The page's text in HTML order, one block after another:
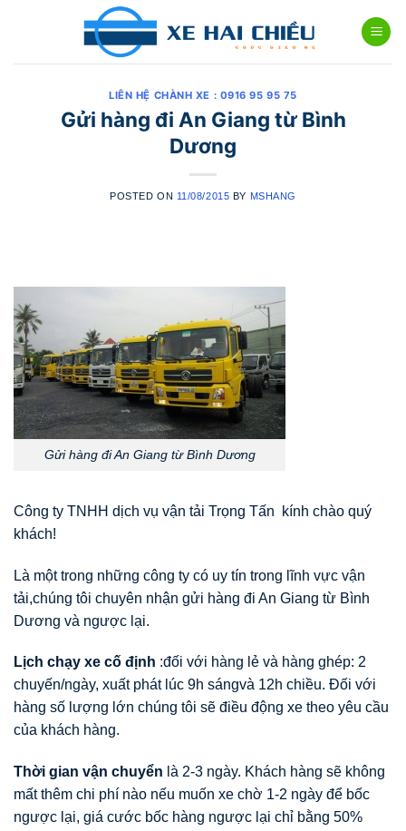
LIÊN HỆ CHÀNH XE : 0916 95 95 75
Gửi hàng đi An Giang từ Bình
Dương
POSTED ON 11/08/2015 BY MSHANG
Gửi hàng đi An Giang từ Bình Dương
Công ty TNHH dịch vụ vận tải Trọng Tấn kính chào quý
khách!
Là một trong những công ty có uy tín trong lĩnh vực vận
tải,chúng tôi chuyên nhận gửi hàng đi An Giang từ Bình
Dương và ngược lại.
Lịch chạy xe cố định :đối với hàng lẻ và hàng ghép: 2
chuyến/ngày, xuất phát lúc 9h sángvà 12h chiều. Đối với
hàng số lượng lớn chúng tôi sẽ điều động xe theo yêu cầu
của khách hàng.
Thời gian vận chuyển là 2-3 ngày. Khách hàng sẽ không
mất thêm chi phí nào nếu muốn xe chờ 1-2 ngày để bốc
ngược lại, giá cước bốc hàng ngược lại chỉ bằng 50%